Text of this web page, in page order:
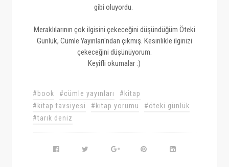
gibi oluyordu.
Meraklılarının çok ilgisini çekeceğini düşündüğüm Öteki
Günlük, Cümle Yayınları'ndan çıkmış. Kesinlikle ilginizi
çekeceğini düşünüyorum.
Keyifli okumalar :)
#book #cümle yayınları
#kitap
#kitap tavsiyesi
#kitap yorumu
#öteki günlük
#tarık deniz